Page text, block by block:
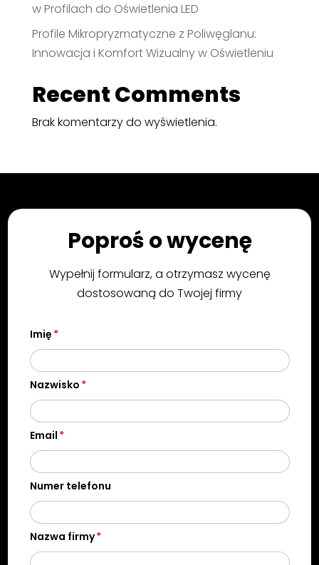
w Profilach do Oświetlenia LED
Profile Mikropryzmatyczne z Poliwęglanu:
Innowacja i Komfort Wizualny w Oświetleniu
Recent Comments
Brak komentarzy do wyświetlenia.
Poproś o wycenę
Wypełnij formularz, a otrzymasz wycenę
dostosowaną do Twojej firmy
Imię
Nazwisko
Email
Numer telefonu
Nazwa firmy